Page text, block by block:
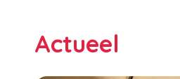
Actueel